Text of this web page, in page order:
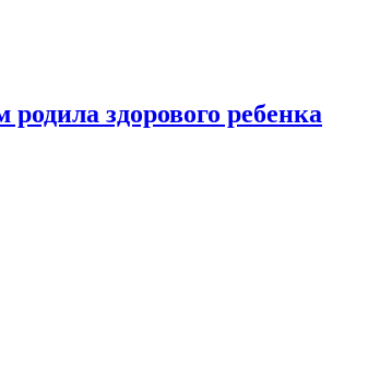
здорового ребенка